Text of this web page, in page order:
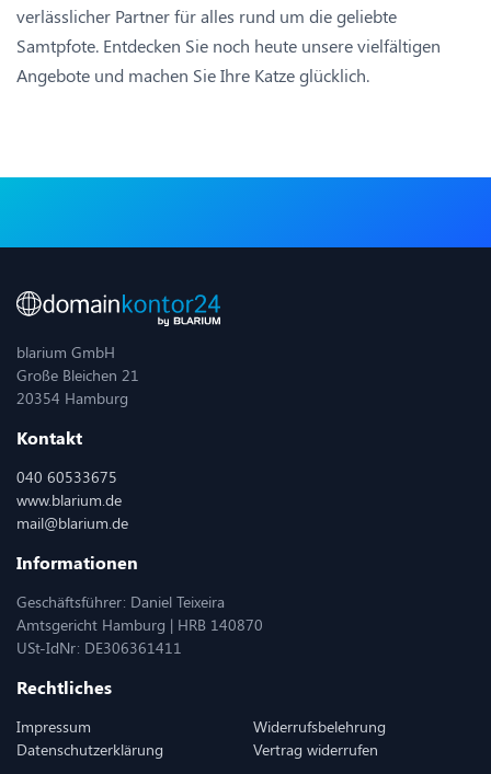
verlässlicher Partner für alles rund um die geliebte
Samtpfote. Entdecken Sie noch heute unsere vielfältigen
Angebote und machen Sie Ihre Katze glücklich.
blarium GmbH
Große Bleichen 21
20354 Hamburg
Kontakt
040 60533675
www.blarium.de
mail@blarium.de
Informationen
Geschäftsführer: Daniel Teixeira
Amtsgericht Hamburg | HRB 140870
USt-IdNr: DE306361411
Rechtliches
Impressum
Datenschutzerklärung
Widerrufsbelehrung
Vertrag widerrufen